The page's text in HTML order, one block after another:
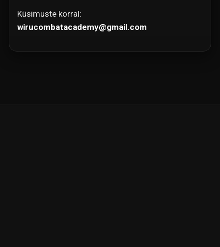
Küsimuste korral:
wirucombatacademy@gmail.com